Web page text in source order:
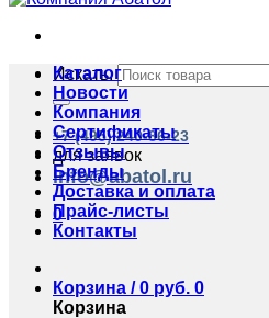
Искать:
+7 (495) 240-86-23
для заявок
info@abatol.ru
0
Каталог
Новости
Компания
Сертификаты
Отзывы
Бренды
Доставка и оплата
Прайс-листы
Контакты
Корзина /0 руб. 0
Корзина